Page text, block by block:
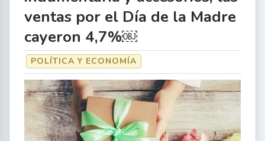
ventas por el Día de la Madre
cayeron 4,7%￼
POLÍTICA Y ECONOMÍA